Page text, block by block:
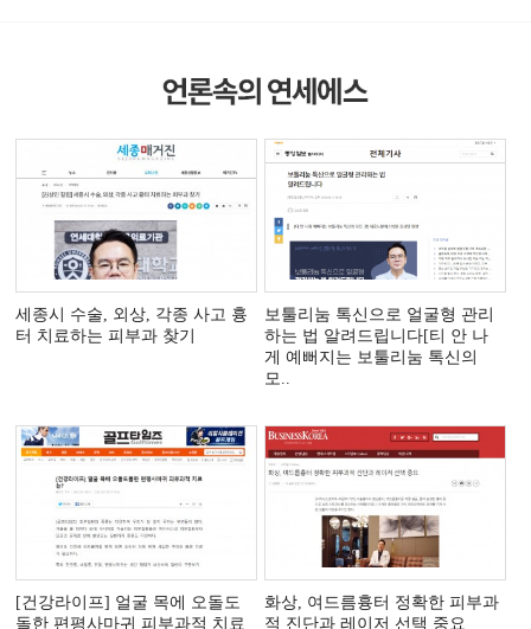
세종시 수술, 외상, 각종 사고 흉
터 치료하는 피부과 찾기
보툴리눔 톡신으로 얼굴형 관리
하는 법 알려드립니다[티 안 나
게 예뻐지는 보툴리눔 톡신의
모..
[건강라이프] 얼굴 목에 오돌도
돌한 편평사마귀 피부과적 치료
화상, 여드름흉터 정확한 피부과
적 진단과 레이저 선택 중요